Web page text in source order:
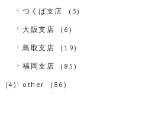
つくば支店 (3)
大阪支店 (6)
鳥取支店 (19)
福岡支店 (85)
(4) other (86)